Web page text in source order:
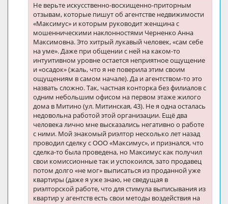
Не верьте искусственно-восхищенно-приторным
отзывам, которые пишут об агентстве недвижимости
«Максимус» и которым руководит женщина с
мошенническими наклонностями Черненко Анна
Максимовна. Это хитрый лукавый человек, «сам себе
на уме». Даже при общении с ней на каком-то
интуитивном уровне остается неприятное ощущение
и «осадок» (жаль, что я не поверила этим своим
ощущениям в самом начале). Да и агентством-то это
назвать сложно. Так, частная конторка без филиалов с
одним небольшим офисом на первом этаже жилого
дома в Митино (ул. Митинская, 43). Не я одна осталась
недовольна работой этой организации. Ещё два
человека лично мне высказались негативно о работе
с ними. Мой знакомый риэлтор несколько лет назад
проводил сделку с ООО «Максимус», и признался, что
сделка-то была проведена, но Максимус как получил
свои комиссионные так и успокоился, зато продавец
потом долго «не мог» выписаться из проданной уже
квартиры (даже я уже знаю, не сведущая в
риэлторской работе, что для стимула выписывания из
квартир у агентств есть свои методы воздействия на